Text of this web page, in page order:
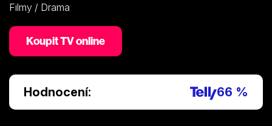
Filmy / Drama
Koupit TV online
Hodnocení: 66 %